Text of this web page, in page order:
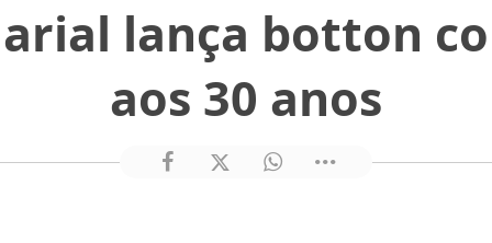
lança botton
aos 30 anos